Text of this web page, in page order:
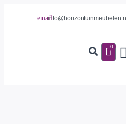
info@horizontuinmeubelen.nl
0